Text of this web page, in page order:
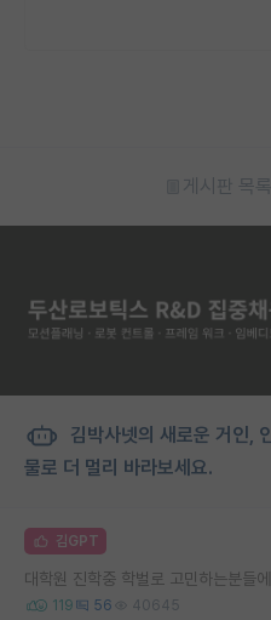
게시판 목
김박사넷의 새로운 거인,
물로 더 멀리 바라보세요.
김GPT
대학원 진학중 학벌로 고민하는분들에
119 56 40645